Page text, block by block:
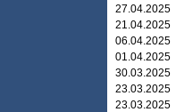
27.04.2025
21.04.2025
06.04.2025
01.04.2025
30.03.2025
23.03.2025
23.03.2025